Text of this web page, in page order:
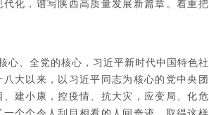
化，谱写陕西高质量发展新篇章。着重把
心、全党的核心，习近平新时代中国特色社
大以来，以习近平同志为核心的党中央团
建小康，控疫情、抗大灾，应变局、化危